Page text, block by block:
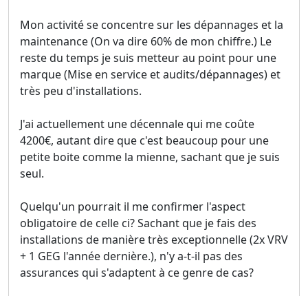
Mon activité se concentre sur les dépannages et la
maintenance (On va dire 60% de mon chiffre.) Le
reste du temps je suis metteur au point pour une
marque (Mise en service et audits/dépannages) et
très peu d'installations.
J'ai actuellement une décennale qui me coûte
4200€, autant dire que c'est beaucoup pour une
petite boite comme la mienne, sachant que je suis
seul.
Quelqu'un pourrait il me confirmer l'aspect
obligatoire de celle ci? Sachant que je fais des
installations de manière très exceptionnelle (2x VRV
+ 1 GEG l'année dernière.), n'y a-t-il pas des
assurances qui s'adaptent à ce genre de cas?